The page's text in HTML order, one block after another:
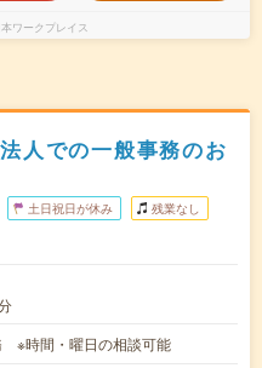
ワークプレイス
人での一般事務のお
土日祝日が休み 残業なし
※時間・曜日の相談可能